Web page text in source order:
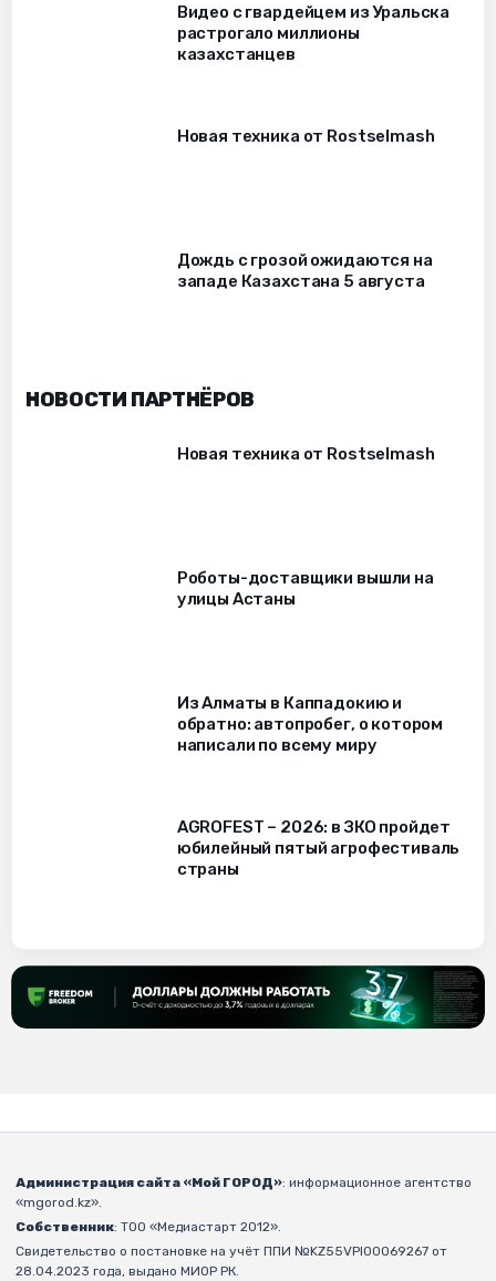
Видео с гвардейцем из Уральска
растрогало миллионы
казахстанцев
Новая техника от Rostselmash
Дождь с грозой ожидаются на
западе Казахстана 5 августа
НОВОСТИ ПАРТНЁРОВ
Новая техника от Rostselmash
Роботы-доставщики вышли на
улицы Астаны
Из Алматы в Каппадокию и
обратно: автопробег, о котором
написали по всему миру
AGROFEST – 2026: в ЗКО пройдет
юбилейный пятый агрофестиваль
страны
Администрация сайта «Мой ГОРОД»: информационное агентство
«mgorod.kz».
Собственник: ТОО «Медиастарт 2012».
Свидетельство о постановке на учёт ППИ №KZ55VPI00069267 от
28.04.2023 года, выдано МИОР РК.